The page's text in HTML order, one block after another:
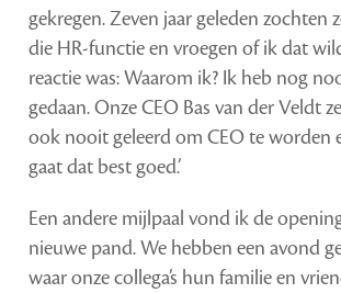
gekregen. Zeven jaar geleden zochten
die HR-functie en vroegen of ik dat
reactie was: Waarom ik? Ik heb nog
gedaan. Onze CEO Bas van der Veldt
ook nooit geleerd om CEO te worden
gaat dat best goed.’
Een andere mijlpaal vond ik de
nieuwe pand. We hebben een avond
waar onze collega’s hun familie en